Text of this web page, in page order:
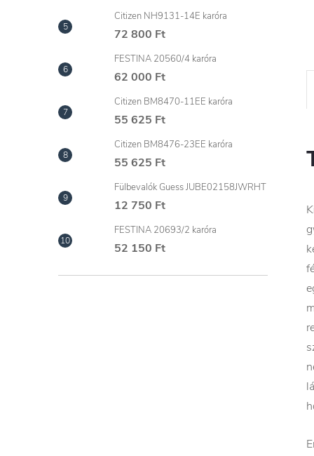
Citizen NH9131-14E karóra
72 800 Ft
FESTINA 20560/4 karóra
62 000 Ft
Citizen BM8470-11EE karóra
55 625 Ft
Citizen BM8476-23EE karóra
55 625 Ft
Fülbevalók Guess JUBE02158JWRHT
12 750 Ft
FESTINA 20693/2 karóra
52 150 Ft